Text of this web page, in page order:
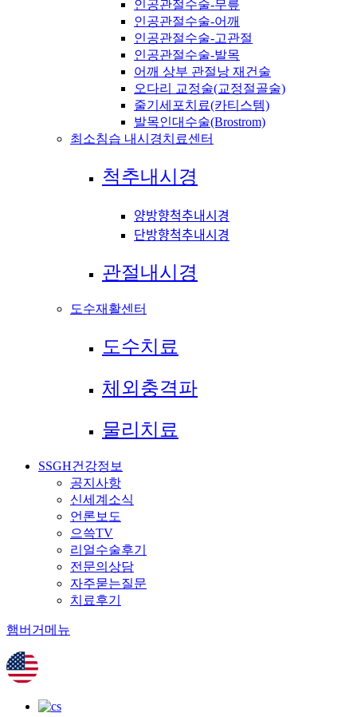
인공관절수술-무릎
인공관절수술-어깨
인공관절수술-고관절
인공관절수술-발목
어깨 상부 관절낭 재건술
오다리 교정술(교정절골술)
줄기세포치료(카티스템)
발목인대수술(Brostrom)
최소침습 내시경치료센터
척추내시경
양방향척추내시경
단방향척추내시경
관절내시경
도수재활센터
도수치료
체외충격파
물리치료
SSGH건강정보
공지사항
신세계소식
언론보도
으쓱TV
리얼수술후기
전문의상담
자주묻는질문
치료후기
햄버거메뉴